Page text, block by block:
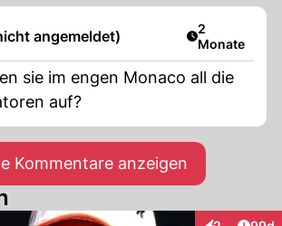
angemeldet) Artikel
2
Monate
sie im engen Monaco all die
auf?
Kommentare anzeigen